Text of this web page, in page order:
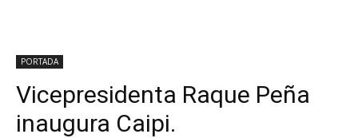
PORTADA
Vicepresidenta Raque Peña
inaugura Caipi.